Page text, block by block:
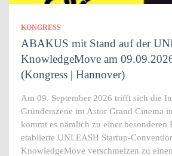
KONGRESS
ABAKUS mit Stand auf der
KnowledgeMove am
(Kongress | Hannover)
Am 09. September 2026 trifft sich die
Gründerszene im Astor Grand Cinema
kommt es nämlich zu einer besonderen
etablierte UNLEASH Startup-
KnowledgeMove verschmelzen zu